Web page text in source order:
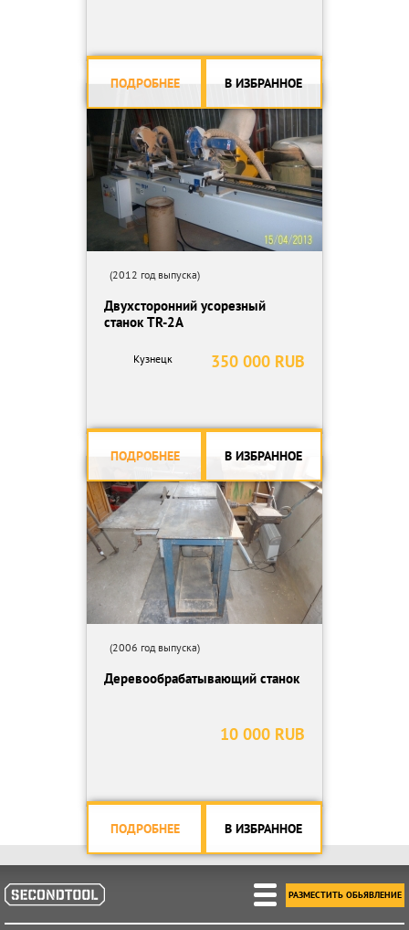
ПОДРОБНЕЕ В ИЗБРАННОЕ
(2012 год выпуска)
Двухсторонний усорезный
станок TR-2A
350 000 RUB
Кузнецк
ПОДРОБНЕЕ В ИЗБРАННОЕ
(2006 год выпуска)
Деревообрабатывающий станок
10 000 RUB
ПОДРОБНЕЕ В ИЗБРАННОЕ
РАЗМЕСТИТЬ ОБЬЯВЛЕНИЕ